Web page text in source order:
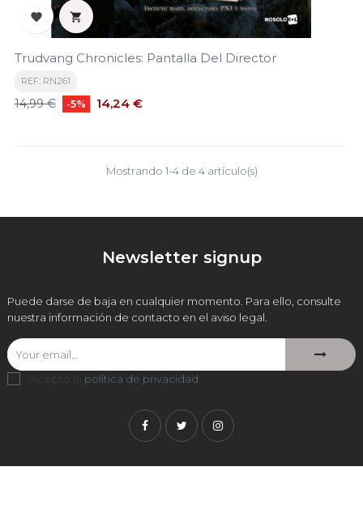
 
Trudvang Chronicles: Pantalla Del Director
REF: RN261
Precio
14,99 € -5% Precio
14,24 €
Mostrando 1-4 de 4 artículo(s)
Newsletter signup
Puede darse de baja en cualquier momento. Para ello, consulte
nuestra información de contacto en el aviso legal.
Acepto la política de privacidad
FacebookTwitterInstagram